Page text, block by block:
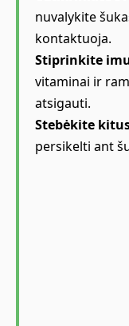
nuvalykite
kontaktuoja.
Stiprinkite
vitaminai ir
atsigauti.
Stebėkite
persikelti ant